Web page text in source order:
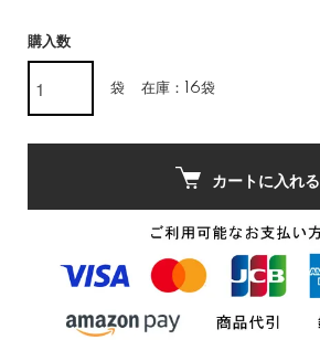
購入数
袋 在庫：16袋
カートに入れる